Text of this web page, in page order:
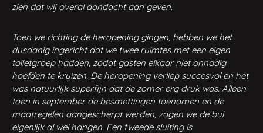
zien dat wij overal aandacht aan geven.
Toen we richting de heropening gingen, hebben we het
dusdanig ingericht dat we twee ruimtes met een eigen
toiletgroep hadden, zodat gasten elkaar niet onnodig
hoefden te kruizen. De heropening verliep succesvol en het
was natuurlijk superfijn dat de zomer erg druk was. Alleen
toen in september de besmettingen toenamen en de
maatregelen aangescherpt werden, zagen we de bui
eigenlijk al wel hangen. Een tweede sluiting is